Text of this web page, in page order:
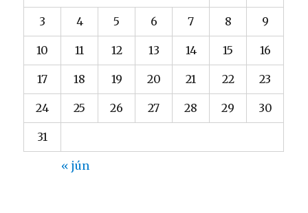
3 4 5 6 7 8 9
10 11 12 13 14 15 16
17 18 19 20 21 22 23
24 25 26 27 28 29 30
31
« jún